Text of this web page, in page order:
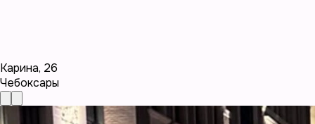
Карина, 26
Чебоксары